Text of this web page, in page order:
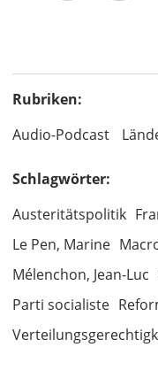
Rubriken:
Audio-Podcast
Schlagwörter:
Austeritätspolitik
Le Pen, Marine
Mélenchon, Jean-Luc
Parti socialiste